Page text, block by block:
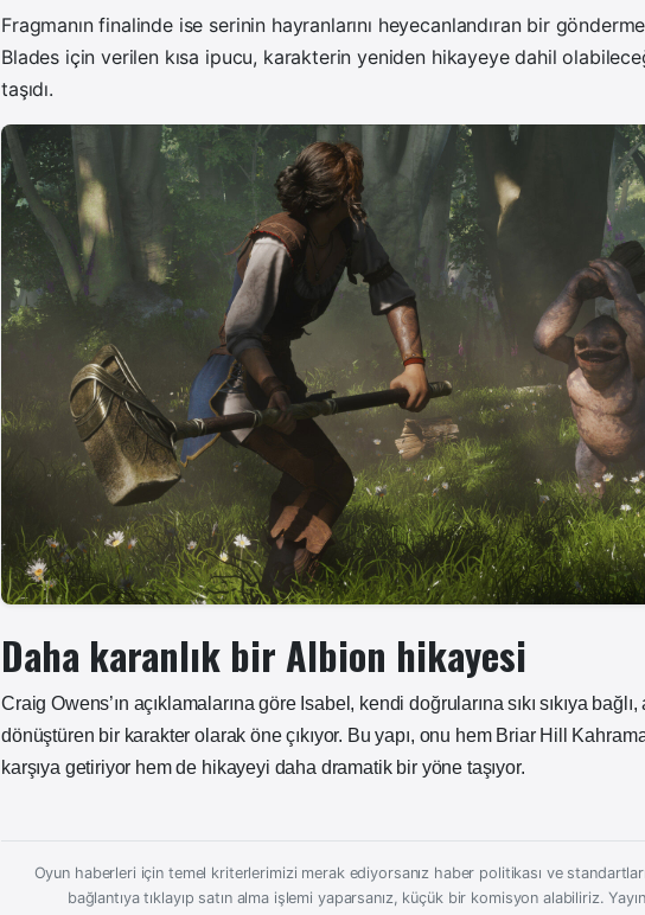
Fragmanın finalinde ise serinin hayranlarını heyecanlandıran bir
Blades için verilen kısa ipucu, karakterin yeniden hikayeye dahil
taşıdı.
Daha karanlık bir Albion hikayesi
Craig Owens’ın açıklamalarına göre Isabel, kendi doğrularına sıkı sıkıya bağlı,
dönüştüren bir karakter olarak öne çıkıyor. Bu yapı, onu hem Briar Hill
karşıya getiriyor hem de hikayeyi daha dramatik bir yöne taşıyor.
Oyun haberleri için temel kriterlerimizi merak ediyorsanız haber politikası ve
bağlantıya tıklayıp satın alma işlemi yaparsanız, küçük bir komisyon alabiliriz.